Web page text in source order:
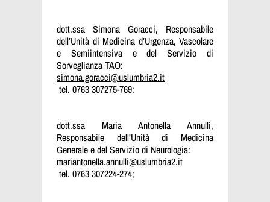
dott.ssa Simona Goracci, Responsabile
dell’Unità di Medicina d’Urgenza, Vascolare
e Semiintensiva e del Servizio di
Sorveglianza TAO:
simona.goracci@uslumbria2.it
tel. 0763 307275-769;
dott.ssa Maria Antonella Annulli,
Responsabile dell’Unità di Medicina
Generale e del Servizio di Neurologia:
mariantonella.annulli@uslumbria2.it
tel. 0763 307224-274;